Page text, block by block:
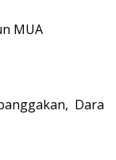
MUA
Dara